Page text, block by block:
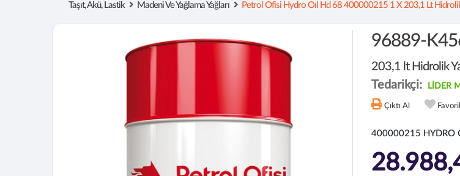
Taşıt, Akü, Lastik Madeni Ve Yağlama Yağları Petrol Ofisi Hydro Oıl Hd 68 400000215 1 X 203,1 Lt Hidrolik
96889-
203,1 lt Hidrolik
Tedarikçi:
LİDER
Çıktı Al
400000215 HYDRO